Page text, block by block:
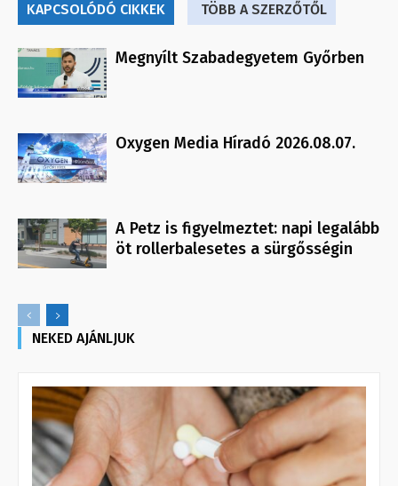
KAPCSOLÓDÓ CIKKEK TÖBB A SZERZŐTŐL
Megnyílt Szabadegyetem Győrben
Oxygen Media Híradó 2026.08.07.
A Petz is figyelmeztet: napi legalább
öt rollerbalesetes a sürgősségin
NEKED AJÁNLJUK